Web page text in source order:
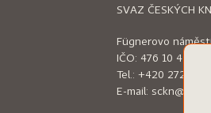
SVAZ ČESKÝCH
Fügnerovo
IČO: 476 10 492
Tel.: +420 272 660
E-mail: